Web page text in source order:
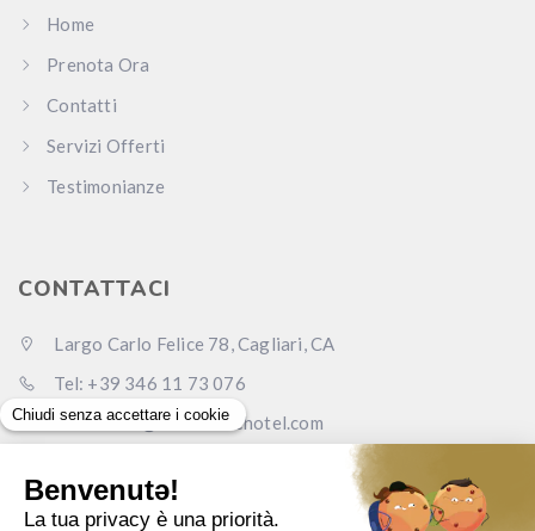
Home
Prenota Ora
Contatti
Servizi Offerti
Testimonianze
CONTATTACI
Largo Carlo Felice 78, Cagliari, CA
Tel: +39 346 11 73 076
Email: info@carlofelicehotel.com
www.carlofelicehotel.com